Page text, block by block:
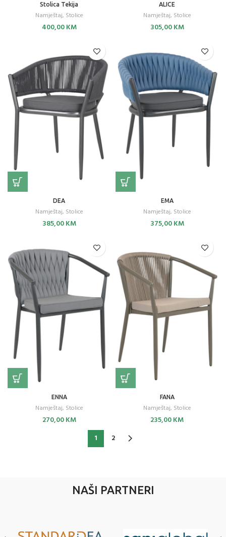
Stolica Tekija
Namještaj, Stolice
400,00KM
ALICE
Namještaj, Stolice
305,00KM
DEA
Namještaj, Stolice
385,00KM
EMA
Namještaj, Stolice
375,00KM
ENNA
Namještaj, Stolice
270,00KM
FANA
Namještaj, Stolice
235,00KM
1
2
NAŠI PARTNERI